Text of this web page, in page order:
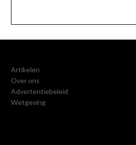
Artikelen
Over ons
Advertentiebeleid
Wetgeving